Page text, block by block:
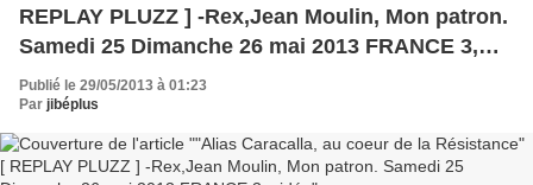
REPLAY PLUZZ ] -Rex,Jean Moulin, Mon patron.
Samedi 25 Dimanche 26 mai 2013 FRANCE 3,
vidéo
Publié le 29/05/2013 à 01:23
Par jibéplus